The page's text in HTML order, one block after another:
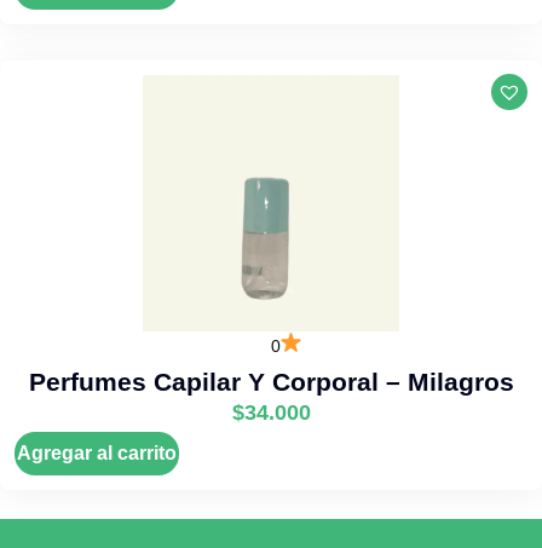
0
Perfumes Capilar Y Corporal – Milagros
$34.000
Agregar al carrito